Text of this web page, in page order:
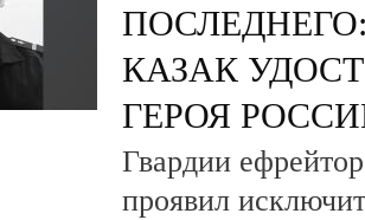
КАЗАК
ГЕРОЯ
Гвардии
проявил